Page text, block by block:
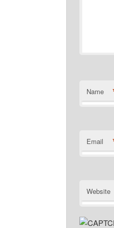
Name
Email
Website